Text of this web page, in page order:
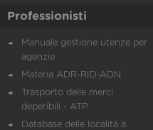
Professionisti
Manuale gestione utenze per
agenzie
Materia ADR-RID-ADN
Trasporto delle merci
deperibili - ATP
Database delle località a